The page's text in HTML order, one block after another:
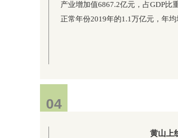
产业增加值6867.2亿元，占GDP比
正常年份2019年的1.1万亿元，年均
04
黄山上